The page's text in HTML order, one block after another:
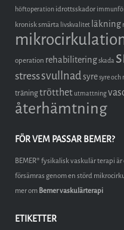
höftoperation idrottsskador
kronisk smärta livskvalitet läkning
operation rehabiliteringskada
stresssvullnadsyresyre och
träningtrötthet utmattning
återhämtning
FÖR VEM PASSAR BEMER?
BEMER® fysikalisk vaskulär terapi
försämras genom en störd
mer omBemer vaskulärterapi
ETIKETTER